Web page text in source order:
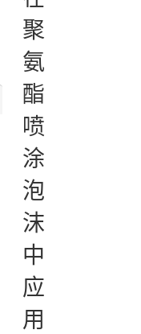
聚
氨
酯
喷
涂
泡
沫
中
应
用